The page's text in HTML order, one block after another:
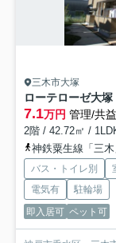
三木市大塚
ローテローゼ大塚
7.1万円 管理/共
2階 / 42.72㎡ /
神鉄粟生線「三
バス・トイレ別
電気有
駐輪場
即入居可 ペット可